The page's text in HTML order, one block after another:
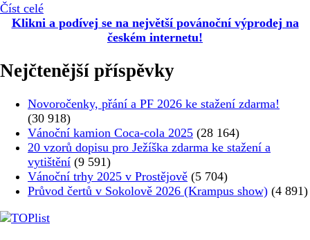
Číst celé
Klikni a podívej se na největší povánoční výprodej na
českém internetu!
Nejčtenější příspěvky
Novoročenky, přání a PF 2026 ke stažení zdarma!
(30 918)
Vánoční kamion Coca-cola 2025 (28 164)
20 vzorů dopisu pro Ježíška zdarma ke stažení a
vytištění (9 591)
Vánoční trhy 2025 v Prostějově (5 704)
Průvod čertů v Sokolově 2026 (Krampus show) (4 891)